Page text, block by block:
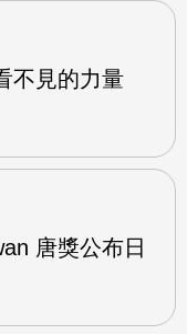
不見的力量
唐獎公布日